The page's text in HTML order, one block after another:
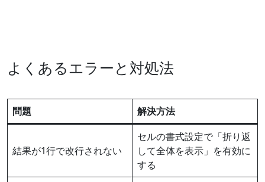
よくあるエラーと対処法
問題 解決方法
結果が1行で改行されない
セルの書式設定で「折り返
して全体を表示」を有効に
する